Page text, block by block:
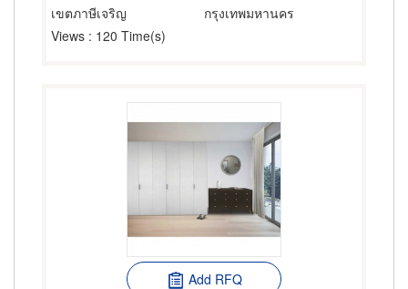
เขตภาษีเจริญ
กรุงเทพมหานคร
Views : 120 Time(s)
Add RFQ